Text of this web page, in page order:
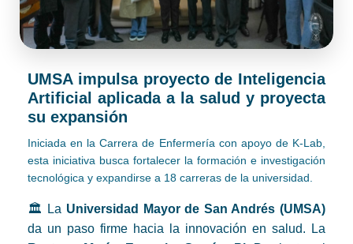
UMSA impulsa proyecto de Inteligencia
Artificial aplicada a la salud y proyecta
su expansión
Iniciada en la Carrera de Enfermería con apoyo de K-Lab,
esta iniciativa busca fortalecer la formación e investigación
tecnológica y expandirse a 18 carreras de la universidad.
🏛️ La Universidad Mayor de San Andrés (UMSA)
da un paso firme hacia la innovación en salud. La